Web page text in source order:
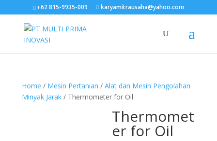
+62 815-9935-009 karyamitrausaha@yahoo.com
Home / Mesin Pertanian / Alat dan Mesin Pengolahan
Minyak Jarak/ Thermometer for Oil
Thermomet
er for Oil